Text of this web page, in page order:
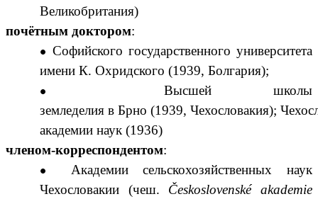
Великобритания)
почётным доктором:
Софийского государственного университета
имени К. Охридского (1939, Болгария);
Высшей школы
земледелия в Брно (1939, Чехословакия);
академии наук(1936)
членом-корреспондентом:
Академии сельскохозяйственных наук
Чехословакии (чеш.
Československé akademie